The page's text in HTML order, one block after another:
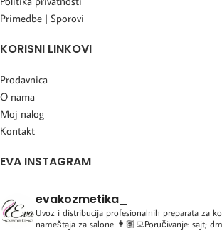
Primedbe | Sporovi
KORISNI LINKOVI
Prodavnica
O nama
Moj nalog
Kontakt
EVA INSTAGRAM
evakozmetika_
Uvoz i distribucija profesionalnih preparata za
nameštaja za salone 👩🏽‍💻Poručivanje: sajt;